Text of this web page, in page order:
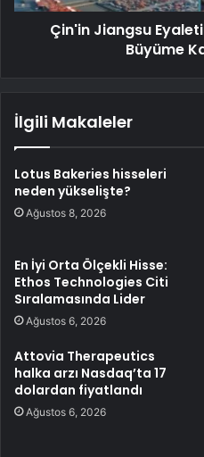
Çin'in Jiangsu
Büyüme
İlgili Makaleler
Lotus Bakeries hisseleri
neden yükselişte?
Ağustos 8, 2026
En İyi Orta Ölçekli Hisse:
Ethos Technologies Citi
Sıralamasında Lider
Ağustos 6, 2026
Attovia Therapeutics
halka arzı Nasdaq’ta 17
dolardan fiyatlandı
Ağustos 6, 2026